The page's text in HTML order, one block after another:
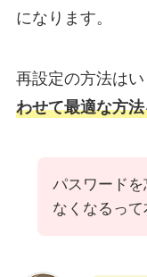
になります。
再設定の方法はい
わせて最適な方
パスワードを
なくなるって